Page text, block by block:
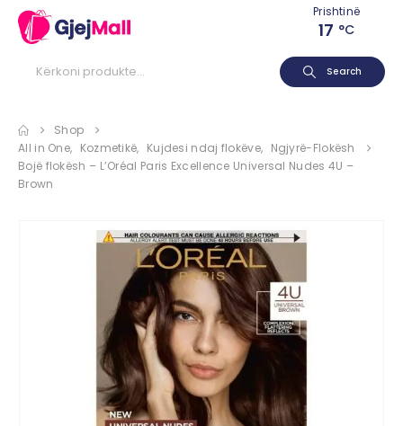
Prishtinë
17 °C
Search
Shop
All in One, Kozmetikë, Kujdesi ndaj flokëve, Ngjyrë-Flokësh
Bojë flokësh – L’Oréal Paris Excellence Universal Nudes 4U –
Brown